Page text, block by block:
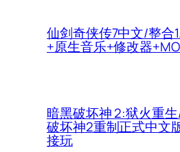
仙剑奇侠传7中文/整合
+原生音乐+修改器
暗黑破坏神 2:狱火重
破坏神2重制正式中文
接玩